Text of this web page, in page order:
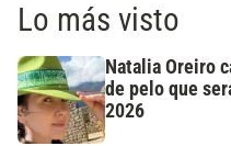
Lo más visto
Natalia Oreiro
de pelo que
2026